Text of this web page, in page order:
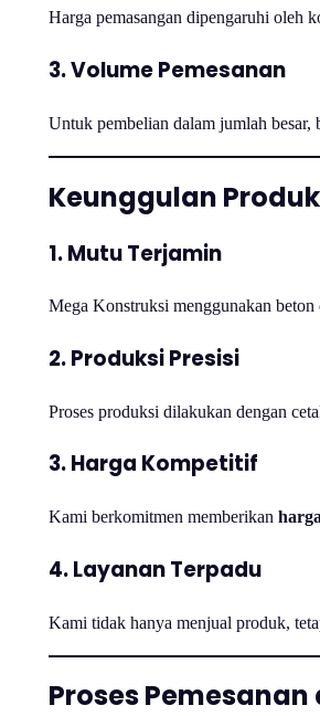
Harga pemasangan dipengaruhi oleh
3. Volume Pemesanan
Untuk pembelian dalam jumlah besar,
Keunggulan
1. Mutu Terjamin
Mega Konstruksi menggunakan beton
2. Produksi Presisi
Proses produksi dilakukan dengan
3. Harga Kompetitif
Kami berkomitmen memberikan
4. Layanan Terpadu
Kami tidak hanya menjual produk,
Proses